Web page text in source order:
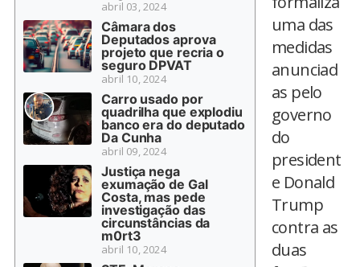
abril 03, 2024
Câmara dos
Deputados aprova
projeto que recria o
seguro DPVAT
abril 10, 2024
Carro usado por
quadrilha que explodiu
banco era do deputado
Da Cunha
abril 09, 2024
Justiça nega
exumação de Gal
Costa, mas pede
investigação das
circunstâncias da
m0rt3
abril 10, 2024
uma das
medidas
anunciad
as pelo
governo
do
president
e Donald
Trump
contra as
duas